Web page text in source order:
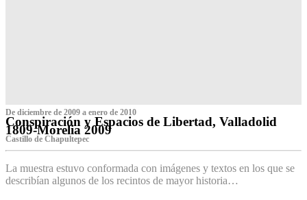
De diciembre de 2009 a enero de 2010
Conspiración y Espacios de Libertad, Valladolid
1809-Morelia 2009
Castillo de Chapultepec
La muestra estuvo conformada con imágenes y textos en los que se
describían algunos de los recintos de mayor historia…